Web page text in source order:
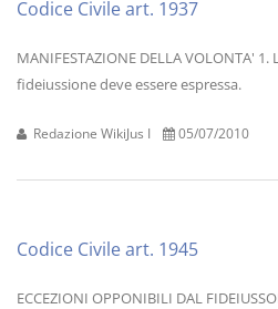
Codice Civile art. 1937
MANIFESTAZIONE DELLA VOLONTA'
fideiussione deve essere espressa.
Redazione WikiJus I 05/07/2010
Codice Civile art. 1945
ECCEZIONI OPPONIBILI DAL